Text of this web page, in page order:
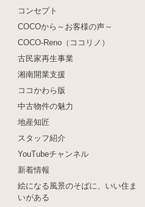
コンセプト
COCOから～お客様の声～
COCO-Reno（ココリノ）
古民家再生事業
湘南開業支援
ココかわら版
中古物件の魅力
地産知匠
スタッフ紹介
YouTubeチャンネル
新着情報
絵になる風景のそばに、 いい住ま
いがある